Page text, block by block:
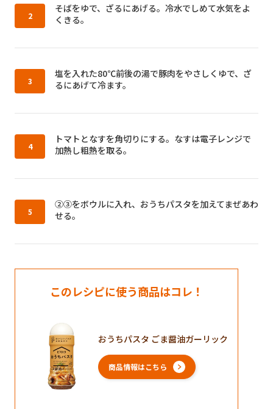
作り方2：
そばをゆで、ざるにあげる。冷水でしめて水気をよ
くきる。
作り方3：
塩を入れた80℃前後の湯で豚肉をやさしくゆで、ざ
るにあげて冷ます。
作り方4：
トマトとなすを角切りにする。なすは電子レンジで
加熱し粗熱を取る。
作り方5：
②③をボウルに入れ、おうちパスタを加えてまぜあわ
せる。
このレシピに使う商品はコレ！
おうちパスタ ごま醤油ガーリック
商品情報はこちら